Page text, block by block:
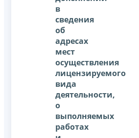
в
сведения
об
адресах
мест
осуществления
лицензируемого
вида
деятельности,
о
выполняемых
работах